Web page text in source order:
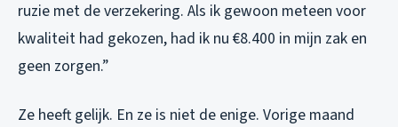
ruzie met de verzekering. Als ik gewoon meteen voor
kwaliteit had gekozen, had ik nu €8.400 in mijn zak en
geen zorgen.”
Ze heeft gelijk. En ze is niet de enige. Vorige maand